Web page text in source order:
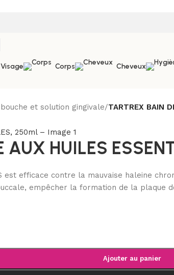
Visage Corps Cheveux
et solution gingivale/TARTREX BAIN
AUX HUILES
est efficace contre la mauvaise haleine
empêcher la formation de la
Ajouter au panier